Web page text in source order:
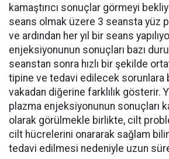
kamaştırıcı sonuçlar görmeyi
seans olmak üzere 3 seansta yüz
ve ardından her yıl bir seans
enjeksiyonunun sonuçları bazı
seanstan sonra hızlı bir şekilde
tipine ve tedavi edilecek sorunlara
vakadan diğerine farklılık gösterir.
plazma enjeksiyonunun sonuçları
olarak görülmekle birlikte, cilt
cilt hücrelerini onararak sağlam
tedavi edilmesi nedeniyle uzun süre